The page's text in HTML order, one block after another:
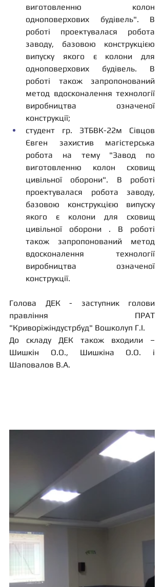
виготовленню колон
одноповерхових будівель". В
роботі проектувалася робота
заводу, базовою конструкцією
випуску якого є колони для
одноповерхових будівель. В
роботі також запропонований
метод вдосконалення технології
виробництва означеної
конструкції;
студент гр. ЗТБВК-22м Сівцов
Євген захистив магістерська
робота на тему "Завод по
виготовленню колон сховищ
цивільної оборони". В роботі
проектувалася робота заводу,
базовою конструкцією випуску
якого є колони для сховищ
цивільної оборони . В роботі
також запропонований метод
вдосконалення технології
виробництва означеної
конструкції.
Голова ДЕК - заступник голови
правління ПРАТ
"Криворіжіндустрбуд" Вошколуп Г.І.
До складу ДЕК також входили –
Шишкін О.О., Шишкіна О.О. і
Шаповалов В.А.